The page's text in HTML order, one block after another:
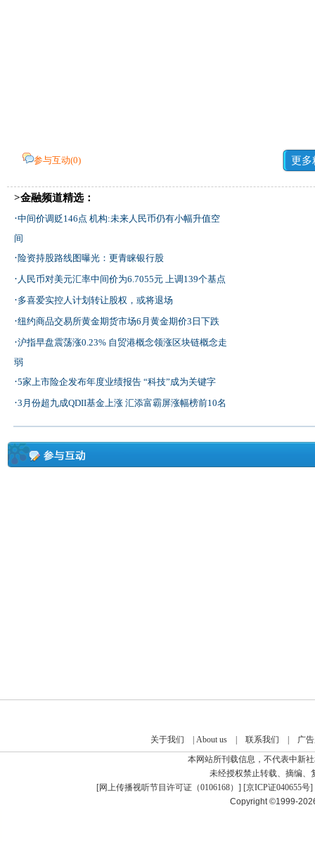
参与互动(0) 更多
>金融频道精选：
·中间价调贬146点 机构:未来人民币仍有小幅升值空
间
·险资持股路线图曝光：更青睐银行股
· 人民币对美元汇率中间价为6.7055元 上调139个基点
·多喜爱实控人计划转让股权，或将退场
·纽约商品交易所黄金期货市场6月黄金期价3日下跌
·沪指早盘震荡涨0.23% 自贸港概念领涨区块链概念走
弱
·5家上市险企发布年度业绩报告 “科技”成为关键字
·3月份超九成QDII基金上涨 汇添富霸屏涨幅榜前10名
关于我们 | About us| 联系我们 |
广
本网站所刊载信息，不代表中新
未经授权禁止转载、摘编、
[网上传播视听节目许可证（0106168） ] [京ICP证040655号]
Copyright ©1999-